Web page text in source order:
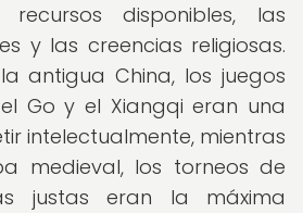
disponibles, las
y las creencias religiosas.
antigua China, los juegos
Go y el Xiangqi eran una
intelectualmente, mientras
medieval, los torneos de
justas eran la máxima